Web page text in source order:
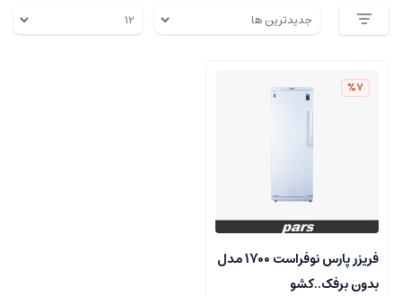
%7
فریزر پارس نوفراست 1700 مدل
بدون برفک..کشو